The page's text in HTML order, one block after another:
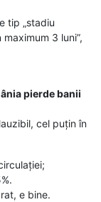
tip „stadiu
3 luni”,
pierde banii
cel puțin în
e bine.